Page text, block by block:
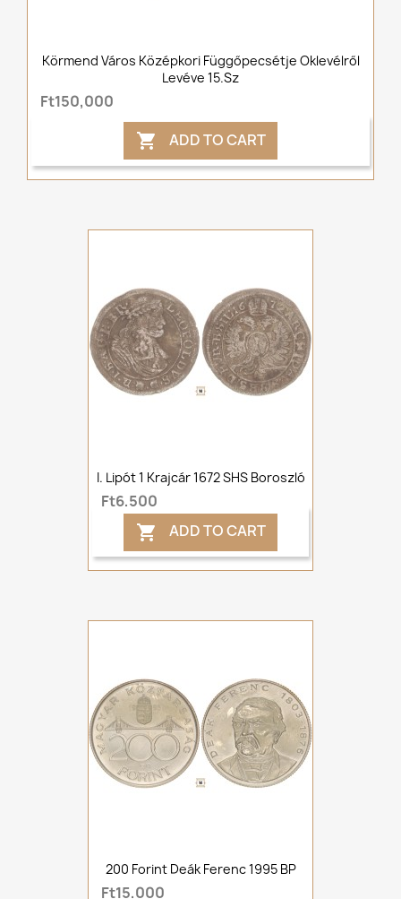
Körmend Város Középkori Függőpecsétje Oklevélről
Levéve 15.sz
Ft150,000
 ADD TO CART
I. Lipót 1 Krajcár 1672 SHS Boroszló
Ft6,500
 ADD TO CART
200 Forint Deák Ferenc 1995 BP
Ft15,000